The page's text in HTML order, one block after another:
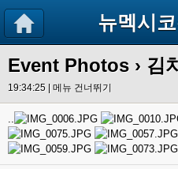
뉴멕시
Event Photos › 김
19:34:25 | 메뉴 건너뛰기
..